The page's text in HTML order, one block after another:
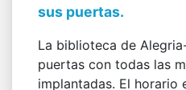
sus puertas.
La biblioteca de
puertas con todas las
implantadas. El horario